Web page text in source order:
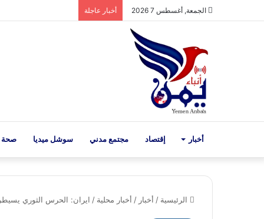
الجمعة, أغسطس 7 2026 أخبار عاجلة
أخبار إقتصاد مجتمع مدني سوشل ميديا صحة
الرئيسية / أخبار / أخبار محلية / ايران: الحرس الثوري